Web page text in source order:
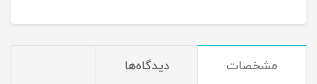
مشخصات دیدگاه‌ها